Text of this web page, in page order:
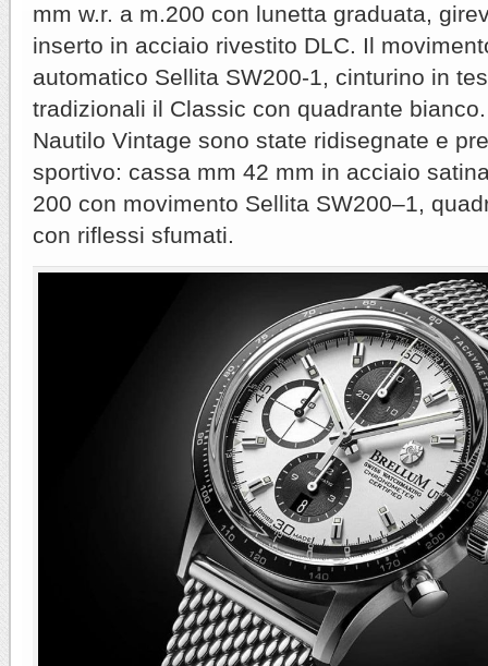
mm w.r. a m.200 con lunetta graduata,
inserto in acciaio rivestito DLC. Il
automatico Sellita SW200-1, cinturino in
tradizionali il Classic con quadrante
Nautilo Vintage sono state ridisegnate e
sportivo: cassa mm 42 mm in acciaio
200 con movimento Sellita SW200–1,
con riflessi sfumati.